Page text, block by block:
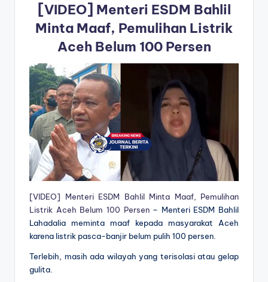
[VIDEO] Menteri ESDM Bahlil
Minta Maaf, Pemulihan Listrik
Aceh Belum 100 Persen
[VIDEO] Menteri ESDM Bahlil Minta Maaf, Pemulihan
Listrik Aceh Belum 100 Persen– Menteri ESDM Bahlil
Lahadalia meminta maaf kepada masyarakat Aceh
karena listrik pasca-banjir belum pulih 100 persen.
Terlebih, masih ada wilayah yang terisolasi atau gelap
gulita.